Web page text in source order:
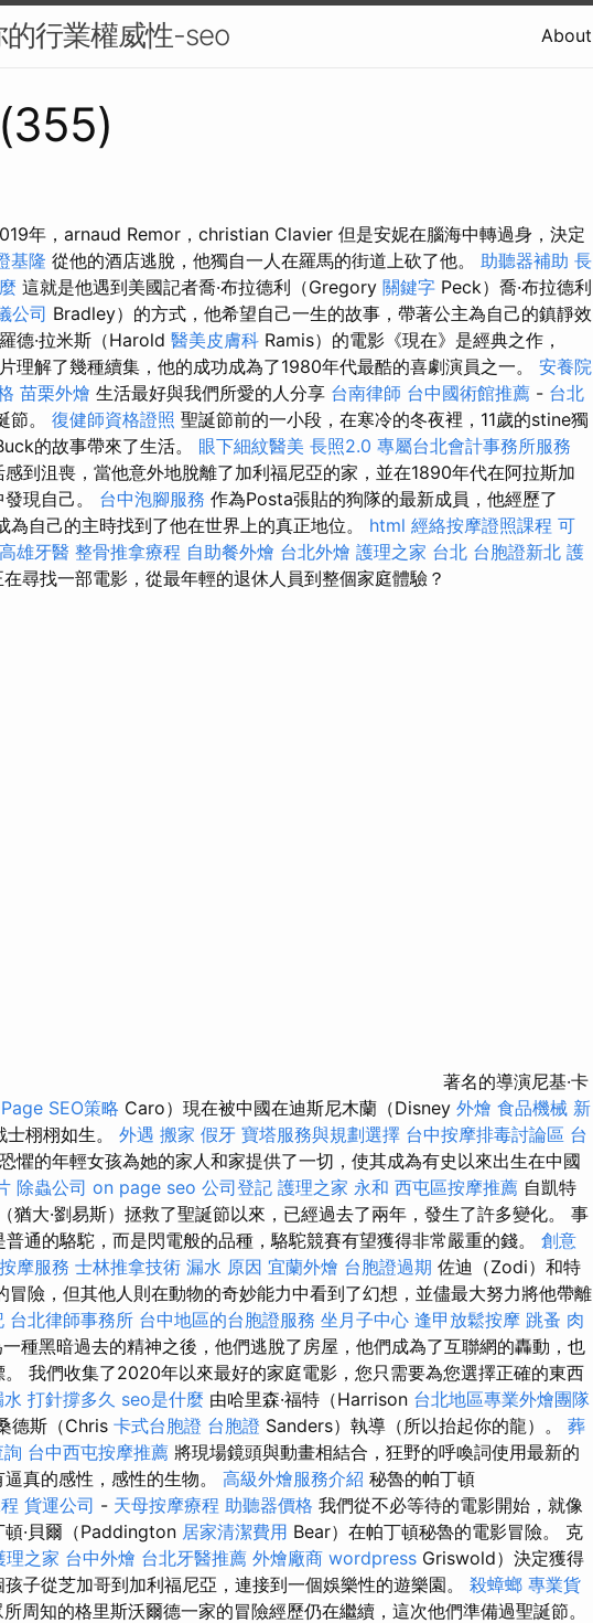
的行業權威性-seo About
年，arnaud Remor，christian Clavier 但是安妮在腦海中轉過身，決定
基隆 從他的酒店逃脫，他獨自一人在羅馬的街道上砍了他。 助聽器補助 長
這就是他遇到美國記者喬·布拉德利（Gregory 關鍵字 Peck）喬·布拉德利
公司 Bradley）的方式，他希望自己一生的故事，帶著公主為自己的鎮靜效
德·拉米斯（Harold 醫美皮膚科 Ramis）的電影《現在》是經典之作，
理解了幾種續集，他的成功成為了1980年代最酷的喜劇演員之一。 安養院
苗栗外燴 生活最好與我們所愛的人分享 台南律師 台中國術館推薦 - 台北
節。 復健師資格證照 聖誕節前的一小段，在寒冷的冬夜裡，11歲的stine獨
的故事帶來了生活。 眼下細紋醫美 長照2.0 專屬台北會計事務所服務
到沮喪，當他意外地脫離了加利福尼亞的家，並在1890年代在阿拉斯加
現自己。 台中泡腳服務 作為Posta張貼的狗隊的最新成員，他經歷了
自己的主時找到了他在世界上的真正地位。 html 經絡按摩證照課程 可
高雄牙醫 整骨推拿療程 自助餐外燴 台北外燴 護理之家 台北 台胞證新北 護
尋找一部電影，從最年輕的退休人員到整個家庭體驗？
著名的導演尼基·卡
SEO策略 Caro）現在被中國在迪斯尼木蘭（Disney 外燴 食品機械 新
栩栩如生。 外遇 搬家 假牙 寶塔服務與規劃選擇 台中按摩排毒討論區 台
懼的年輕女孩為她的家人和家提供了一切，使其成為有史以來出生在中國
除蟲公司 on page seo 公司登記 護理之家 永和 西屯區按摩推薦 自凱特
（猶大·劉易斯）拯救了聖誕節以來，已經過去了兩年，發生了許多變化。 事
通的駱駝，而是閃電般的品種，駱駝競賽有望獲得非常嚴重的錢。 創意
摩服務 士林推拿技術 漏水 原因 宜蘭外燴 台胞證過期 佐迪（Zodi）和特
冒險，但其他人則在動物的奇妙能力中看到了幻想，並儘最大努力將他帶離
台北律師事務所 台中地區的台胞證服務 坐月子中心 逢甲放鬆按摩 跳蚤 肉
種黑暗過去的精神之後，他們逃脫了房屋，他們成為了互聯網的轟動，也
我們收集了2020年以來最好的家庭電影，您只需要為您選擇正確的東西
水 打針撐多久 seo是什麼 由哈里森·福特（Harrison 台北地區專業外燴團隊
德斯（Chris 卡式台胞證 台胞證 Sanders）執導（所以抬起你的龍）。 葬
詢 台中西屯按摩推薦 將現場鏡頭與動畫相結合，狂野的呼喚詞使用最新的
真的感性，感性的生物。 高級外燴服務介紹 秘魯的帕丁頓
貨運公司 - 天母按摩療程 助聽器價格 我們從不必等待的電影開始，就像
·貝爾（Paddington 居家清潔費用 Bear）在帕丁頓秘魯的電影冒險。 克
理之家 台中外燴 台北牙醫推薦 外燴廠商 wordpress Griswold）決定獲得
子從芝加哥到加利福尼亞，連接到一個娛樂性的遊樂園。 殺蟑螂 專業貨
所周知的格里斯沃爾德一家的冒險經歷仍在繼續，這次他們準備過聖誕節。